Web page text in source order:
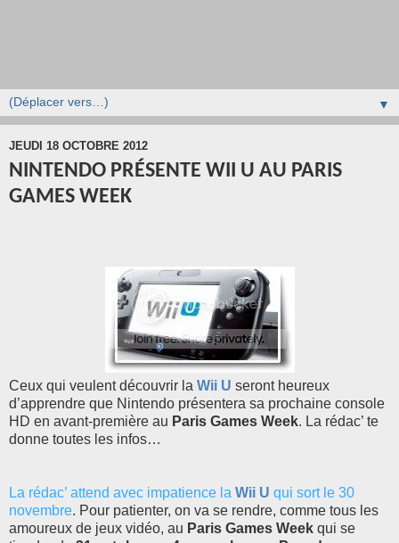
▼
JEUDI 18 OCTOBRE 2012
NINTENDO PRÉSENTE WII U AU PARIS
GAMES WEEK
Ceux qui veulent découvrir la Wii U seront heureux
d’apprendre que Nintendo présentera sa prochaine console
HD en avant-première au Paris Games Week. La rédac’ te
donne toutes les infos…
La rédac’ attend avec impatience la Wii U qui sort le 30
novembre. Pour patienter, on va se rendre, comme tous les
amoureux de jeux vidéo, au Paris Games Week qui se